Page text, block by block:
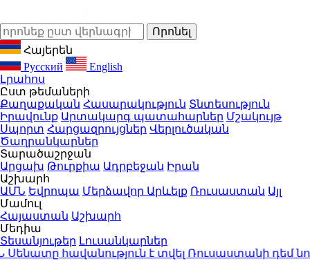
Հայերեն
Русский
English
Լրահոս
Ըստ թեմաների
Քաղաքական Հասարակություն Տնտեսություն
Իրավունք Արտակարգ պատահարներ Մշակույթ
Սպորտ Հարցազրույցներ Վերլուծական
Ծաղրանկարներ
Տարածաշրջան
Արցախ Թուրքիա Ադրբեջան Իրան
Աշխարհ
ԱՄՆ Եվրոպա Մերձավոր Արևելք Ռուսաստան Այլ
Մամուլ
Հայաստան Աշխարհ
Մեդիա
Տեսանյութեր Լուսանկարներ
հավանություն է տվել Ռուսաստանի դեմ նոր